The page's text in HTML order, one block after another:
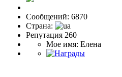
Сообщений: 6870
Страна:
Репутация 260
Мое имя: Елена